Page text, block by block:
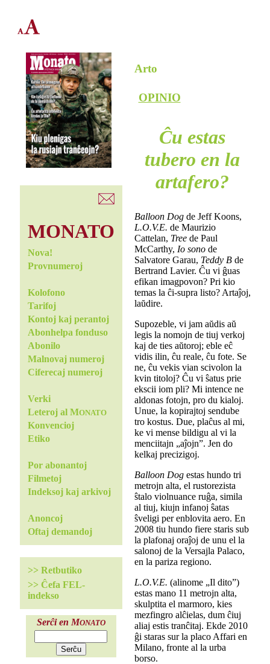
MONATO
Nova!
Provnumeroj
Kolofono
Tarifoj
Kontoj kaj perantoj
Abonhelpa fonduso
Abonilo
Malnovaj numeroj
Ciferecaj numeroj
Verki
Leteroj al MONATO
Konvencioj
Etiko
Por abonantoj
Filmetoj
Indeksoj kaj arkivoj
Anoncoj
Oftaj demandoj
>> Retbutiko
>> Ĉefa FEL-
indekso
Serĉi en MONATO
Arto
OPINIO
Ĉu estas
tubero en la
artafero?
Balloon Dogde Jeff Koons,
L.O.V.E. de Maurizio
Cattelan, Treede Paul
McCarthy, Io sonode
Salvatore Garau, Teddy Bde
Bertrand Lavier. Ĉu vi ĝuas
efikan imagpovon? Pri kio
temas la ĉi-supra listo? Artaĵoj,
laŭdire.
Supozeble, vi jam aŭdis aŭ
legis la nomojn de tiuj verkoj
kaj de ties aŭtoroj; eble eĉ
vidis ilin, ĉu reale, ĉu fote. Se
ne, ĉu vekis vian scivolon la
kvin titoloj? Ĉu vi ŝatus prie
ekscii iom pli? Mi intence ne
aldonas fotojn, pro du kialoj.
Unue, la kopirajtoj sendube
tro kostus. Due, plaĉus al mi,
ke vi mense bildigu al vi la
menciitajn „aĵojn”. Jen do
kelkaj precizigoj.
Balloon Dogestas hundo tri
metrojn alta, el rustorezista
ŝtalo violnuance ruĝa, simila
al tiuj, kiujn infanoj ŝatas
ŝveligi per enblovita aero. En
2008 tiu hundo fiere staris sub
la plafonaj oraĵoj de unu el la
salonoj de la Versajla Palaco,
en la pariza regiono.
L.O.V.E. (alinome „Il dito”)
estas mano 11 metrojn alta,
skulptita el marmoro, kies
mezfingro alĉielas, dum ĉiuj
aliaj estis tranĉitaj. Ekde 2010
ĝi staras sur la placo Affari en
Milano, fronte al la urba
borso.